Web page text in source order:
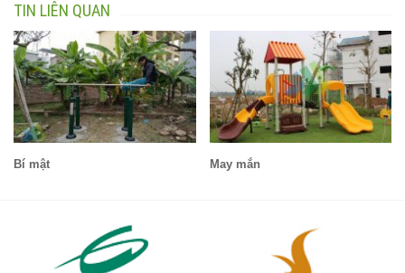
TIN LIÊN QUAN
Bí mật May mắn